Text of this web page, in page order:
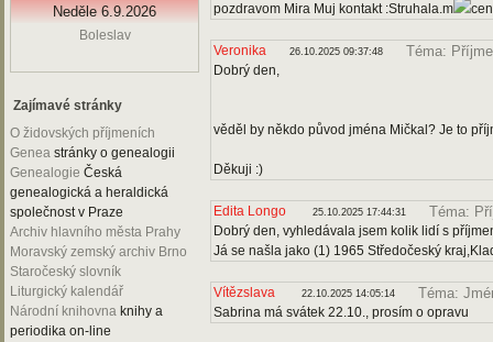
Neděle 6.9.2026
Boleslav
Zajímavé stránky
O židovských příjmeních
Genea stránky o genealogii
Genealogie Česká
genealogická a heraldická
společnost v Praze
Archiv hlavního města Prahy
Moravský zemský archiv Brno
Staročeský slovník
Liturgický kalendář
Národní knihovna knihy a
periodika on-line
pozdravom Mira Muj kontakt :Struhala.m
Veronika 26.10.2025 09:37:48 Téma:
Dobrý den,
věděl by někdo původ jména Mičkal? Je to
Děkuji :)
Edita Longo 25.10.2025 17:44:31 Téma:
Dobrý den, vyhledávala jsem kolik lidí s
Já se našla jako (1) 1965 Středočeský
Vítězslava 22.10.2025 14:05:14 Téma:
Sabrina má svátek 22.10., prosím o opravu